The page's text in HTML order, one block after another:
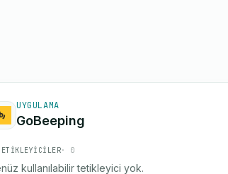
UYGULAMA
GoBeeping
· 0
kullanılabilir tetikleyici yok.